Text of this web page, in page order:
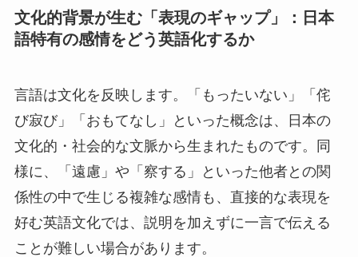
文化的背景が生む「表現のギャップ」：日本
語特有の感情をどう英語化するか
言語は文化を反映します。「もったいない」「侘
び寂び」「おもてなし」といった概念は、日本の
文化的・社会的な文脈から生まれたものです。同
様に、「遠慮」や「察する」といった他者との関
係性の中で生じる複雑な感情も、直接的な表現を
好む英語文化では、説明を加えずに一言で伝える
ことが難しい場合があります。